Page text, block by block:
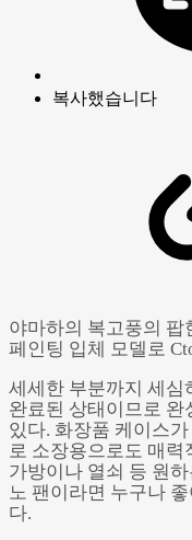
복사했습니다
야마하의 복고풍의 팝
페인팅 입체 모델로
세세한 부분까지 세심
완료된 상태이므로 완
있다. 화장품 케이스
로 소장용으로도 매력
가방이나 열쇠 등 원
노 팬이라면 누구나
다.